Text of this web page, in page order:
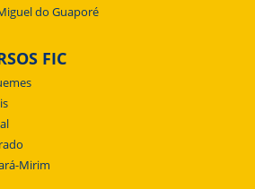
do Guaporé
FIC
Mirim